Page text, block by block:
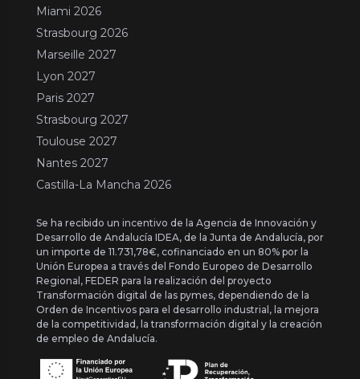
Miami 2026
Strasbourg 2026
Marseille 2027
Lyon 2027
Paris 2027
Strasbourg 2027
Toulouse 2027
Nantes 2027
Castilla-La Mancha 2026
Se ha recibido un incentivo de la Agencia de Innovación y
Desarrollo de Andalucía IDEA, de la Junta de Andalucía, por
un importe de 11.731,78€, cofinanciado en un 80% por la
Unión Europea a través del Fondo Europeo de Desarrollo
Regional, FEDER para la realización del proyecto
Transformación digital de las pymes, dependiendo de la
Orden de Incentivos para el desarrollo industrial, la mejora
de la competitividad, la transformación digital y la creación
de empleo de Andalucía.